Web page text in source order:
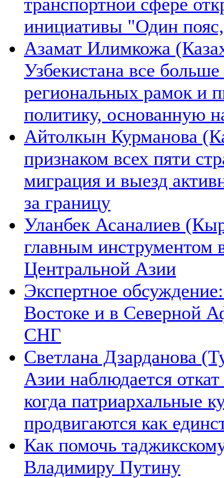
инициативы "Один
Азамат Илимкожа
Узбекистана все
региональных рамок и
политику, основанную
Айтолкын Курманова
признаком всех пяти
миграция и выезд
за границу
Уланбек Асаналиев
главным инструментом
Центральной Азии
Экспертное
Востоке и в Северной
СНГ
Светлана Дзарданова
Азии наблюдается
когда патриархальные
продвигаются как
Как помочь
Владимиру Путину